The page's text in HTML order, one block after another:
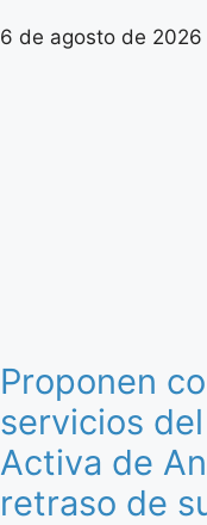
6 de agosto de 2026
Proponen
servicios
Activa de
retraso de